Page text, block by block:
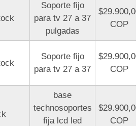
Soporte fijo
para tv 27 a 37
pulgadas
COP
Soporte fijo
para tv 27 a 37
COP
base
technosoportes
fija lcd led
COP